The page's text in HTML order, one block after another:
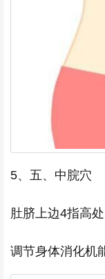
5、五、中脘穴
肚脐上边4指高
调节身体消化机